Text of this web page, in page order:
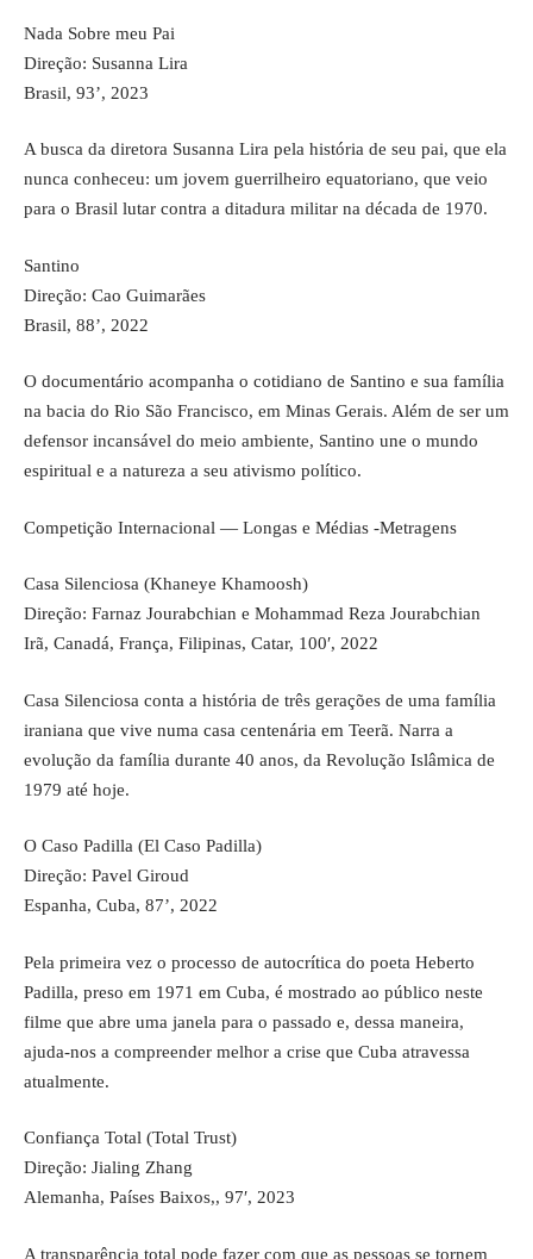
Nada Sobre meu Pai
Direção: Susanna Lira
Brasil, 93’, 2023
A busca da diretora Susanna Lira pela história de seu pai, que ela
nunca conheceu: um jovem guerrilheiro equatoriano, que veio
para o Brasil lutar contra a ditadura militar na década de 1970.
Santino
Direção: Cao Guimarães
Brasil, 88’, 2022
O documentário acompanha o cotidiano de Santino e sua família
na bacia do Rio São Francisco, em Minas Gerais. Além de ser um
defensor incansável do meio ambiente, Santino une o mundo
espiritual e a natureza a seu ativismo político.
Competição Internacional — Longas e Médias -Metragens
Casa Silenciosa (Khaneye Khamoosh)
Direção: Farnaz Jourabchian e Mohammad Reza Jourabchian
Irã, Canadá, França, Filipinas, Catar, 100′, 2022
Casa Silenciosa conta a história de três gerações de uma família
iraniana que vive numa casa centenária em Teerã. Narra a
evolução da família durante 40 anos, da Revolução Islâmica de
1979 até hoje.
O Caso Padilla (El Caso Padilla)
Direção: Pavel Giroud
Espanha, Cuba, 87’, 2022
Pela primeira vez o processo de autocrítica do poeta Heberto
Padilla, preso em 1971 em Cuba, é mostrado ao público neste
filme que abre uma janela para o passado e, dessa maneira,
ajuda-nos a compreender melhor a crise que Cuba atravessa
atualmente.
Confiança Total (Total Trust)
Direção: Jialing Zhang
Alemanha, Países Baixos,, 97′, 2023
A transparência total pode fazer com que as pessoas se tornem